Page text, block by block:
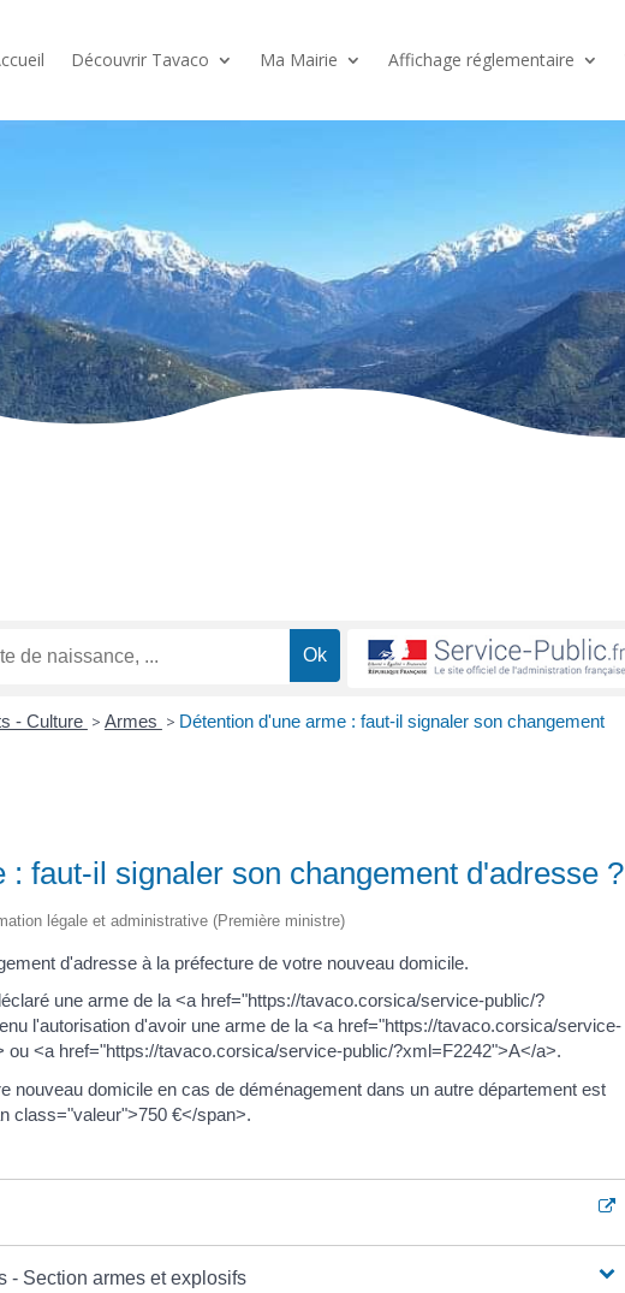
Découvrir Tavaco Ma Mairie Affichage réglementaire
- Culture > Armes > Détention d'une arme : faut-il signaler son changement
: faut-il signaler son changement d'adresse ?
légale et administrative (Première ministre)
d'adresse à la préfecture de votre nouveau domicile.
une arme de la <a href="https://tavaco.corsica/service-public/?
l'autorisation d'avoir une arme de la <a href="https://tavaco.corsica/service-
ou <a href="https://tavaco.corsica/service-public/?xml=F2242">A</a>.
nouveau domicile en cas de déménagement dans un autre département est
class="valeur">750 €</span>.
- Section armes et explosifs